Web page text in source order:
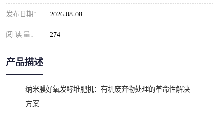
发布日期： 2026-08-08
阅 读 量： 274
产品描述
纳米膜好氧发酵堆肥机：有机废弃物处理的革命性解决
方案